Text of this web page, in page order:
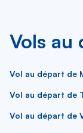
Vols au
Vol au départ de
Vol au départ de
Vol au départ de